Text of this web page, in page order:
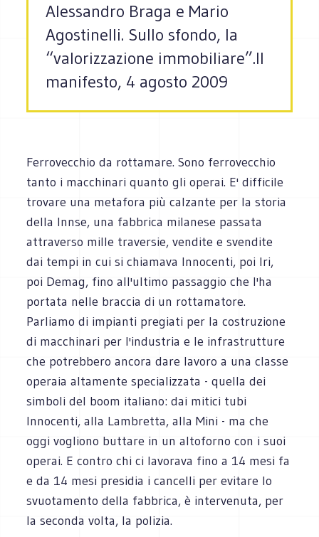
Alessandro Braga e Mario
Agostinelli. Sullo sfondo, la
“valorizzazione immobiliare”.Il
manifesto, 4 agosto 2009
Ferrovecchio da rottamare. Sono ferrovecchio
tanto i macchinari quanto gli operai. E' difficile
trovare una metafora più calzante per la storia
della Innse, una fabbrica milanese passata
attraverso mille traversie, vendite e svendite
dai tempi in cui si chiamava Innocenti, poi Iri,
poi Demag, fino all'ultimo passaggio che l'ha
portata nelle braccia di un rottamatore.
Parliamo di impianti pregiati per la costruzione
di macchinari per l'industria e le infrastrutture
che potrebbero ancora dare lavoro a una classe
operaia altamente specializzata - quella dei
simboli del boom italiano: dai mitici tubi
Innocenti, alla Lambretta, alla Mini - ma che
oggi vogliono buttare in un altoforno con i suoi
operai. E contro chi ci lavorava fino a 14 mesi fa
e da 14 mesi presidia i cancelli per evitare lo
svuotamento della fabbrica, è intervenuta, per
la seconda volta, la polizia.